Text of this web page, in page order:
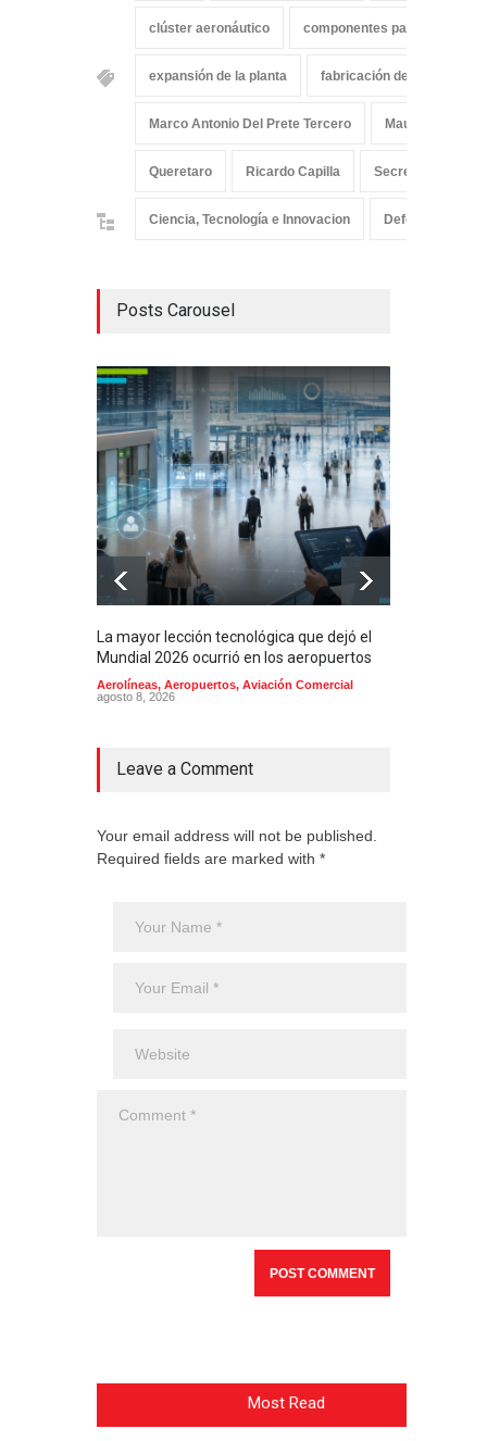
clúster aeronáutico componentes para
expansión de la planta fabricación de puertas
Marco Antonio Del Prete Tercero Mauricio Kuri
Queretaro Ricardo Capilla Secretaría de
Ciencia, Tecnología e Innovacion Defensa
Posts Carousel
La mayor lección tecnológica que dejó el
Mundial 2026 ocurrió en los aeropuertos
Aerolíneas, Aeropuertos, Aviación Comercial
agosto 8, 2026
Leave a Comment
Your email address will not be published.
Required fields are marked with *
Most Read